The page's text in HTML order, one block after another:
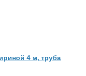
4 м, труба